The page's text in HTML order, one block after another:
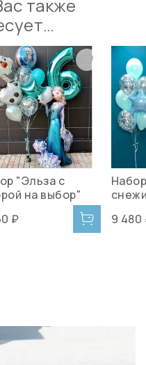
также
"Эльза с
на выбор"
₽
9 480